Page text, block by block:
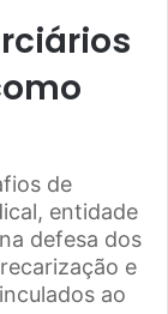
de
entidade
defesa dos
e
ao